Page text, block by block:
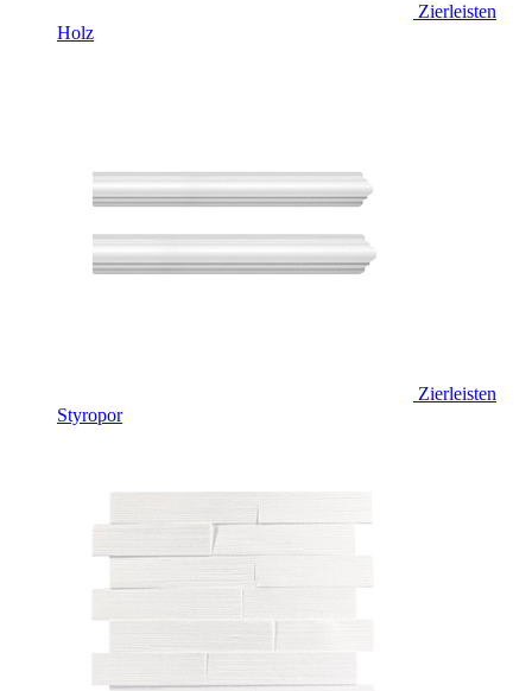
Zierleisten
Holz
Zierleisten
Styropor